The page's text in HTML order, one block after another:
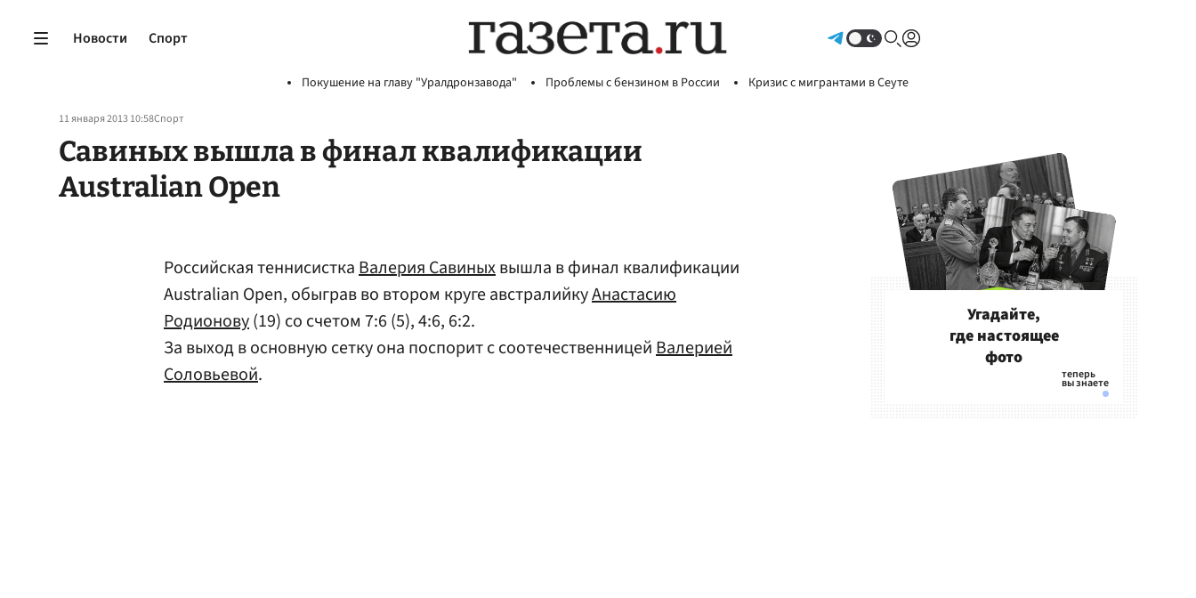
Новости Спорт
Покушение на главу "Уралдронзавода" Проблемы с бензином в России Кризис с мигрантами в Сеуте
11 января 2013 10:58Спорт
Савиных вышла в финал квалификации
Australian Open
Российская теннисисткаВалерия Савиныхвышла в финал квалификации
Australian Open, обыграв во втором круге австралийкуАнастасию
Родионову(19) со счетом 7:6 (5), 4:6, 6:2.
За выход в основную сетку она поспорит с соотечественницейВалерией
Соловьевой.
Угадайте,
где настоящее
фото